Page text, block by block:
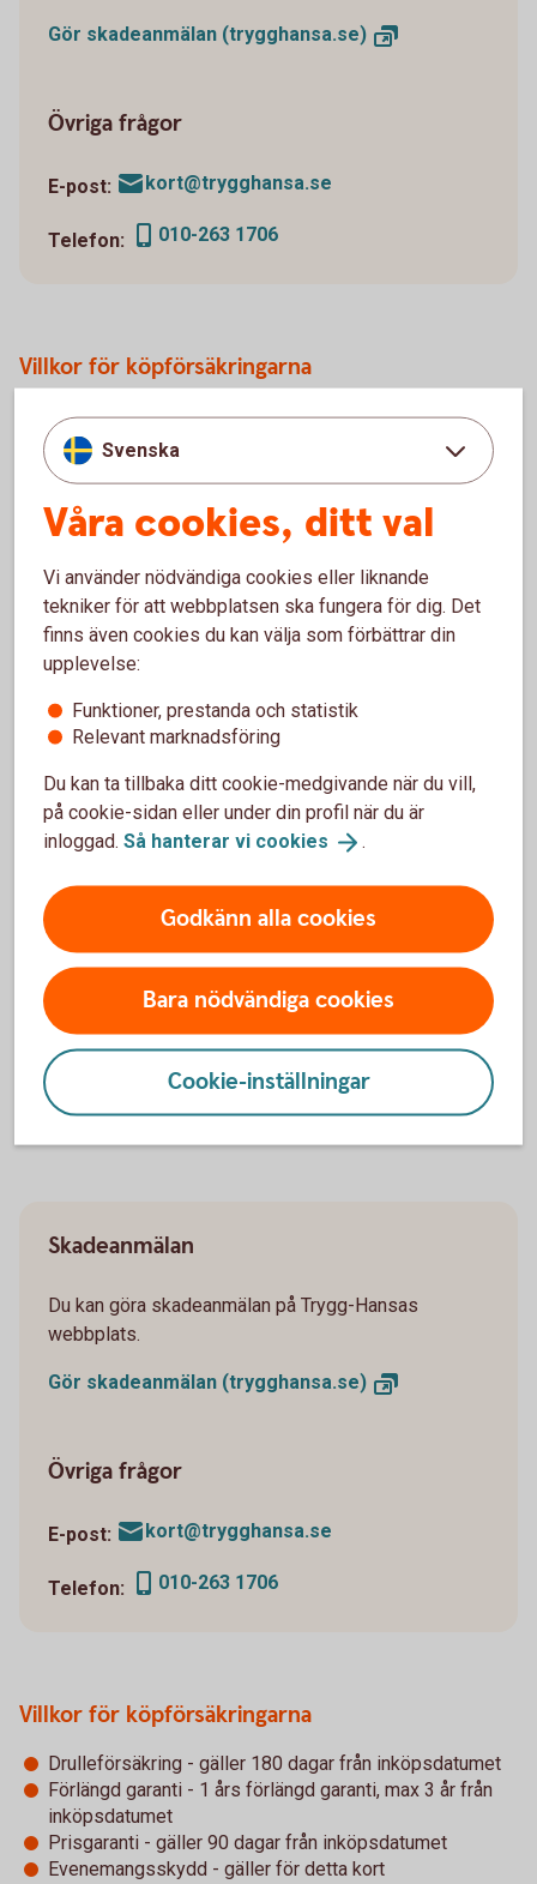
Gör skadeanmälan (trygghansa.se)
Övriga frågor
E-post: kort@trygghansa.se
Telefon: 010-263 1706
Villkor för köpförsäkringarna
Drulleförsäkring - gäller 90 dagar från inköpsdatumet
Förlängd garanti - 1 års förlängd garanti, max 3 år från
inköpsdatumet
Försäkringsvillkor betal- och kreditkort Mastercard
(trygghansa.se)
Mastercard Guld
Skadeanmälan
Du kan göra skadeanmälan på Trygg-Hansas
webbplats.
Gör skadeanmälan (trygghansa.se)
Övriga frågor
E-post: kort@trygghansa.se
Telefon: 010-263 1706
Villkor för köpförsäkringarna
Drulleförsäkring - gäller 180 dagar från inköpsdatumet
Förlängd garanti - 1 års förlängd garanti, max 3 år från
inköpsdatumet
Prisgaranti - gäller 90 dagar från inköpsdatumet
Evenemangsskydd - gäller för detta kort
Svenska
Våra cookies, ditt val
Vi använder nödvändiga cookies eller liknande
tekniker för att webbplatsen ska fungera för dig. Det
finns även cookies du kan välja som förbättrar din
upplevelse:
Funktioner, prestanda och statistik
Relevant marknadsföring
Du kan ta tillbaka ditt cookie-medgivande när du vill,
på cookie-sidan eller under din profil när du är
inloggad. Så hanterar vi cookies .
Godkänn alla cookies
Bara nödvändiga cookies
Cookie-inställningar